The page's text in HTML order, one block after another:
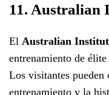
11. Australian
El Australian
entrenamiento de
Los visitantes pueden
entrenamiento y la